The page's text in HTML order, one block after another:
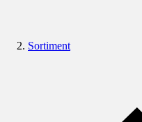
Sortiment